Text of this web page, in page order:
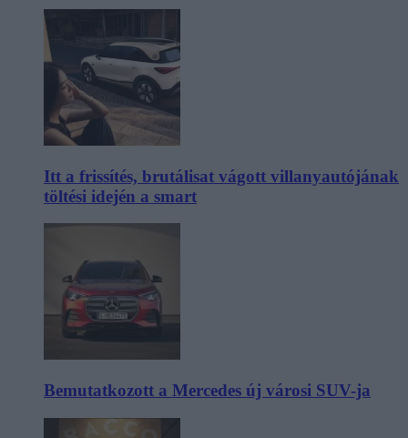
Itt a frissítés, brutálisat vágott villanyautójának
töltési idején a smart
Bemutatkozott a Mercedes új városi SUV-ja